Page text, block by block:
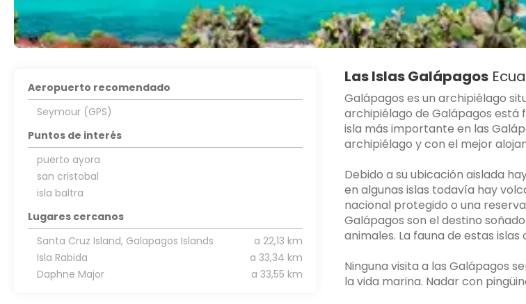
Las Islas Galápagos
Galápagos es un archipiélago
archipiélago de Galápagos está
isla más importante en las
archipiélago y con el mejor
Debido a su ubicación aislada
en algunas islas todavía hay
nacional protegido o una
Galápagos son el destino
animales. La fauna de estas
Ninguna visita a las Galápagos
Aeropuerto recomendado
Seymour (GPS)
Puntos de interés
puerto ayora
san cristobal
isla baltra
Lugares cercanos
Santa Cruz Island, Galapagos Islands
a 22,13 km
Isla Rabida
a 33,34 km
Daphne Major
a 33,55 km